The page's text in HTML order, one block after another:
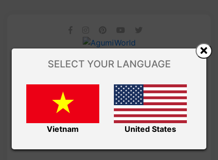
SELECT YOUR LANGUAGE
Vietnam United States